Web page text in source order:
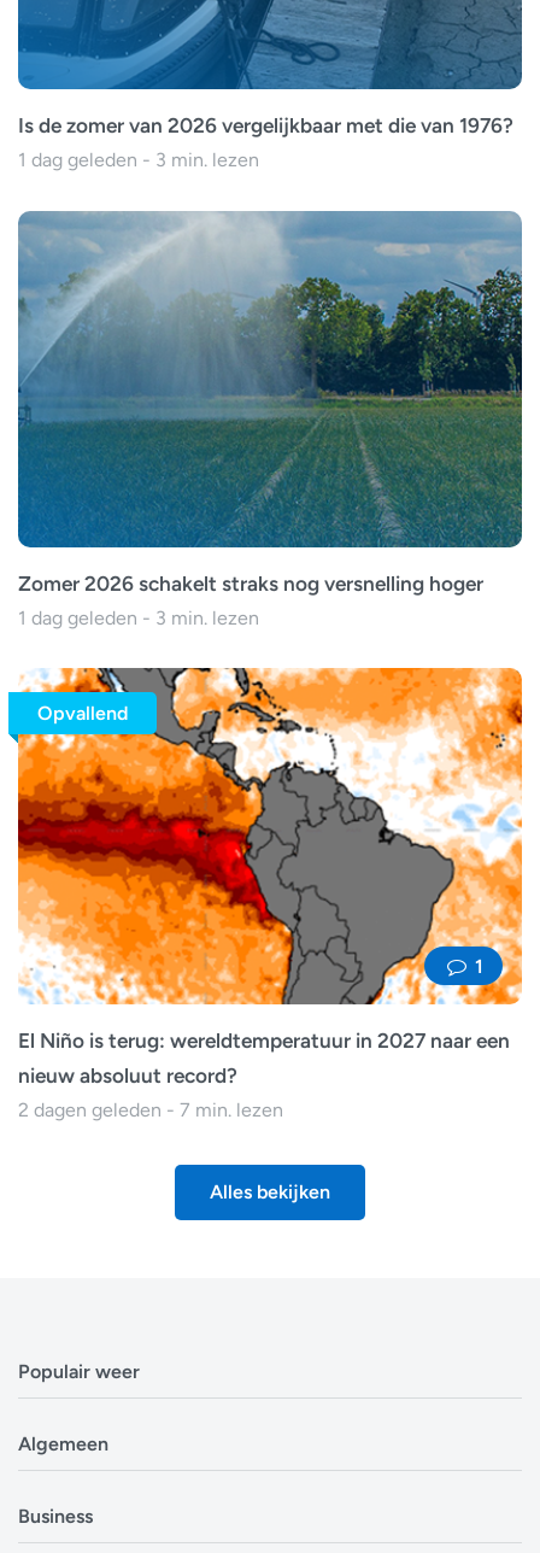
Is de zomer van 2026 vergelijkbaar met die van 1976?
1 dag geleden - 3 min. lezen
Zomer 2026 schakelt straks nog versnelling hoger
1 dag geleden - 3 min. lezen
1
Opvallend
El Niño is terug: wereldtemperatuur in 2027 naar een
nieuw absoluut record?
2 dagen geleden - 7 min. lezen
Alles bekijken
Populair weer
Weerbericht Brussel
Weerbericht Eindhoven
Algemeen
Privacyverklaring
Business